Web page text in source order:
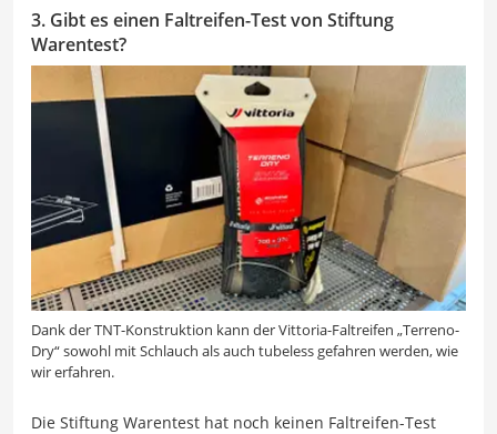
3. Gibt es einen Faltreifen-Test von Stiftung
Warentest?
Dank der TNT-Konstruktion kann der Vittoria-Faltreifen „Terreno-
Dry“ sowohl mit Schlauch als auch tubeless gefahren werden, wie
wir erfahren.
Die Stiftung Warentest hat noch keinen Faltreifen-Test